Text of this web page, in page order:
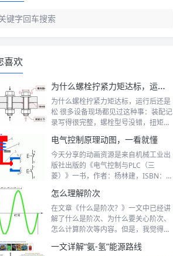
喜欢
为什么螺栓拧紧力矩达标，运行后还是松
为什么螺栓拧紧力矩达标，运行后还是
松 很多设备现场都见过这种事：装配记
录写得很完整，螺栓型号没错，扭矩扳
电气控制原理动图，一看就懂
今天分享的动画资源是来自机械工业出
版社出版的《电气控制与PLC（三
菱）》一书，作者：杨林建，ISBN：9
怎么理解阶次
在文章《什么是阶次？》一文中已经讲
解了什么是阶次、为什么要关心阶次、
怎么计算阶次等内容。但是，我觉得关
一文详解“氨-氢”能源路线